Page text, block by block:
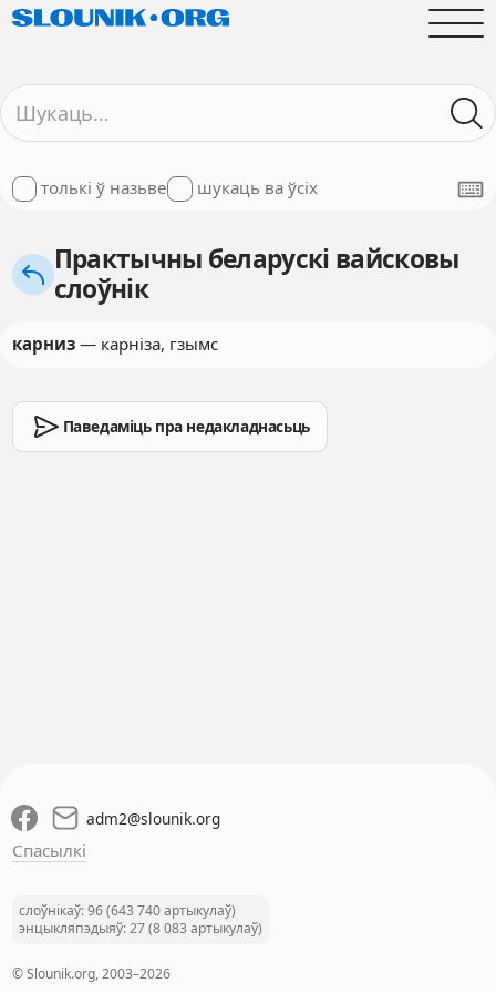
толькі ў назьве шукаць ва ўсіх
Практычны беларускі вайсковы
слоўнік
карниз— карніза, гзымс
Паведаміць пра недакладнасьць
adm2@slounik.org
Спасылкі
слоўнікаў: 96 (643 740 артыкулаў)
энцыкляпэдыяў: 27 (8 083 артыкулаў)
© Slounik.org, 2003–2026